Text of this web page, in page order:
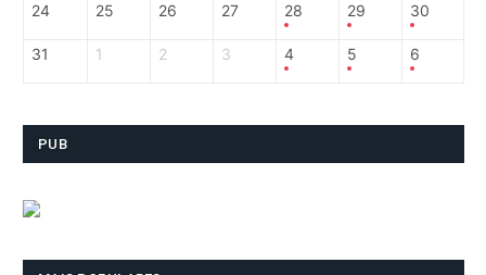
24 25 26 27 28 29 30
31 1 2 3 4 5 6
PUB